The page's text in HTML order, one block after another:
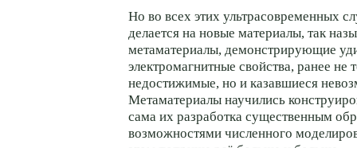
Но во всех этих ультрасовременных
делается на новые материалы, так
метаматериалы, демонстрирующие
электромагнитные свойства, ранее не
недостижимые, но и казавшиеся
Метаматериалы научились
сама их разработка существенным
возможностями численного